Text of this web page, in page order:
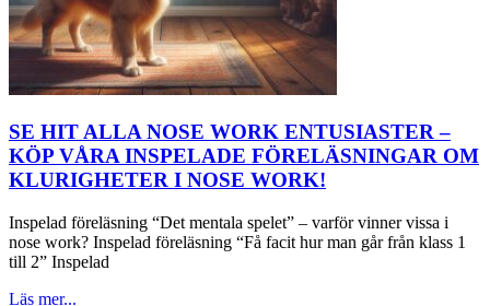
SE HIT ALLA NOSE WORK ENTUSIASTER –
KÖP VÅRA INSPELADE FÖRELÄSNINGAR OM
KLURIGHETER I NOSE WORK!
Inspelad föreläsning “Det mentala spelet” – varför vinner vissa i
nose work? Inspelad föreläsning “Få facit hur man går från klass 1
till 2” Inspelad
Läs mer...